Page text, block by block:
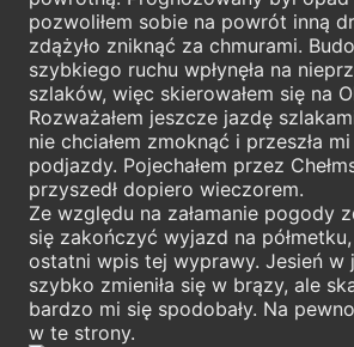
pozwoliłem sobie na powrót inną
zdążyło zniknąć za chmurami.
szybkiego ruchu wpłynęła na
szlaków, więc skierowałem się na
Rozważałem jeszcze jazdę
nie chciałem zmoknąć i przeszła
podjazdy. Pojechałem przez
przyszedł dopiero wieczorem.
Ze względu na załamanie pogody
się zakończyć wyjazd na
ostatni wpis tej wyprawy. Jesień w
szybko zmieniła się w brązy, ale
bardzo mi się spodobały. Na
w te strony.